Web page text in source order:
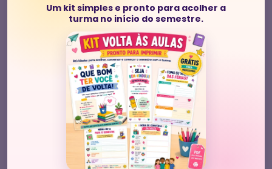
Um kit simples e pronto para acolher a
turma no início do semestre.